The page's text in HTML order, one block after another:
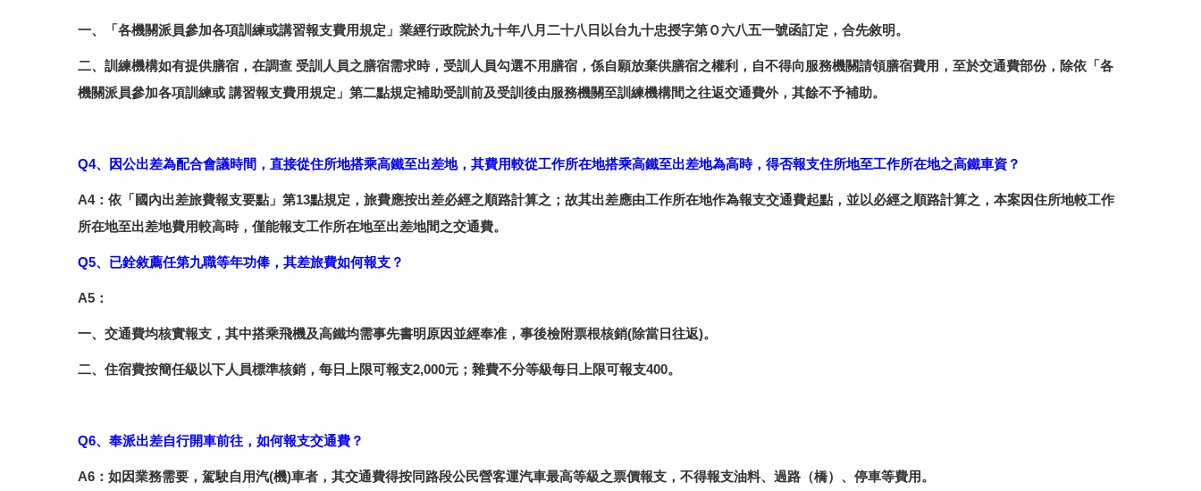
一、「各機關派員參加各項訓練或講習報支費用規定」業經行政院於九十年八月二十八日以台九十忠授字第Ｏ六八五一號函訂定，合先敘明。
二、訓練機構如有提供膳宿，在調查 受訓人員之膳宿需求時，受訓人員勾選不用膳宿，係自願放棄供膳宿之權利，自不得向服務機關請領膳宿費用，至於交通費部份，除依「各
機關派員參加各項訓練或 講習報支費用規定」第二點規定補助受訓前及受訓後由服務機關至訓練機構間之往返交通費外，其餘不予補助。
Q4、因公出差為配合會議時間，直接從住所地搭乘高鐵至出差地，其費用較從工作所在地搭乘高鐵至出差地為高時，得否報支住所地至工作所在地之高鐵車資？
A4：依「國內出差旅費報支要點」第13點規定，旅費應按出差必經之順路計算之；故其出差應由工作所在地作為報支交通費起點，並以必經之順路計算之，本案因住所地較工作
所在地至出差地費用較高時，僅能報支工作所在地至出差地間之交通費。
Q5、已銓敘薦任第九職等年功俸，其差旅費如何報支？
A5：
一、交通費均核實報支，其中搭乘飛機及高鐵均需事先書明原因並經奉准，事後檢附票根核銷(除當日往返)。
二、住宿費按簡任級以下人員標準核銷，每日上限可報支2,000元；雜費不分等級每日上限可報支400。
Q6、奉派出差自行開車前往，如何報支交通費？
A6：如因業務需要，駕駛自用汽(機)車者，其交通費得按同路段公民營客運汽車最高等級之票價報支，不得報支油料、過路（橋）、停車等費用。